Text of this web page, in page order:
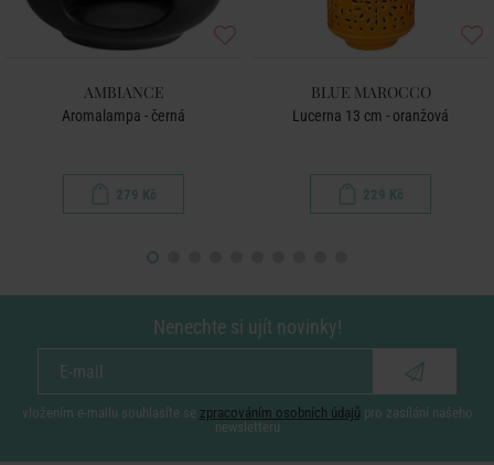
AMBIANCE
Aromalampa - černá
279 Kč
BLUE MAROCCO
Lucerna 13 cm - oranžová
229 Kč
Nenechte si ujít novinky!
vložením e-mailu souhlasíte se zpracováním osobních údajů pro zasílání našeho
newsletteru